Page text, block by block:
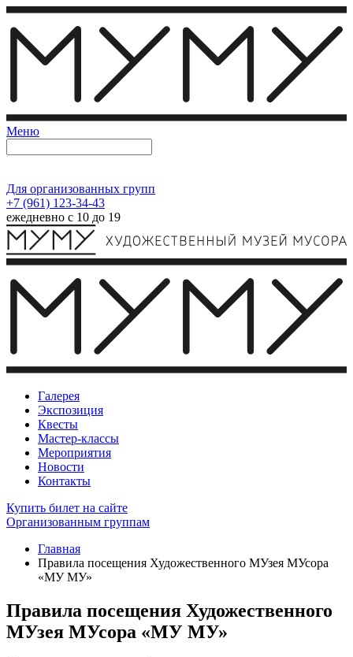
Меню
Для организованных групп
+7 (961) 123-34-43
ежедневно с 10 до 19
Галерея
Экспозиция
Квесты
Мастер-классы
Мероприятия
Новости
Контакты
Купить билет на сайте
Организованным группам
Главная
Правила посещения Художественного МУзея МУсора
«МУ МУ»
Правила посещения Художественного
МУзея МУсора «МУ МУ»